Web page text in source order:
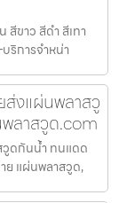
ขาว สีดำ สีเทา
การจำหน่า
ส่งแผ่นพลาสวู
ลาสวูด.com
วูดกันน้ำ ทนแดด
ย แผ่นพลาสวูด,